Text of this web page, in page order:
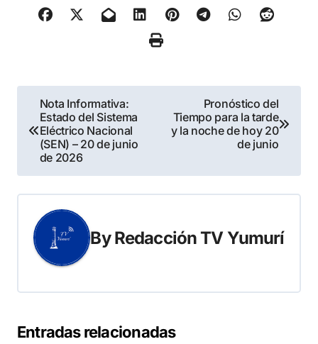
Navegación
de
entradas
Nota Informativa:
Estado del Sistema
Eléctrico Nacional
(SEN) – 20 de junio
de 2026
Pronóstico del
Tiempo para la tarde
y la noche de hoy 20
de junio
ByRedacción TV Yumurí
Entradas relacionadas